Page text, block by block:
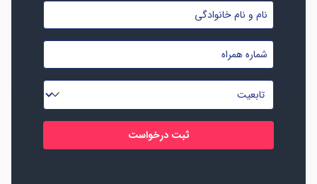
نام
و
نام
خانوادگی
شماره
موبایل
تابعیت
*